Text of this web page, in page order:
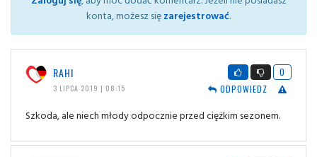
konta, możesz sięzarejestrować.
RAHI
3 LIPCA 2019 | 08:15
0
ODPOWIEDZ
Szkoda, ale niech młody odpocznie przed ciężkim sezonem.